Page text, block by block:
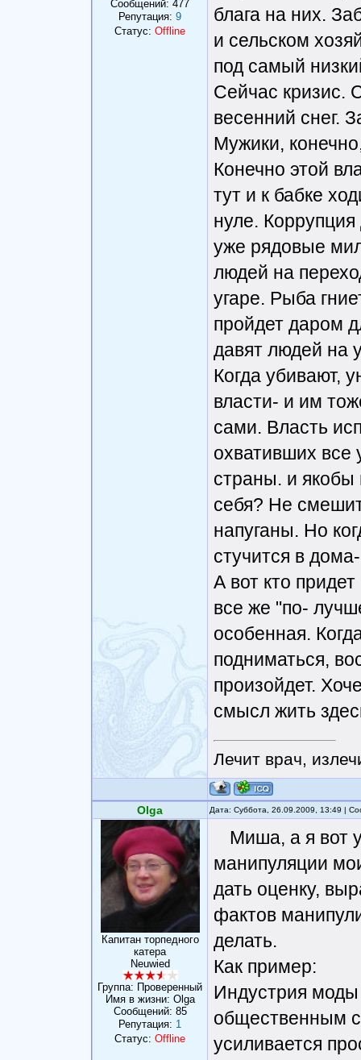
Сообщений: 477
Репутация: 9
Статус: Offline
блага на них.
и сельском
под самый
Сейчас кризис.
весенний снег.
Мужики,
Конечно этой
тут и к бабке
нуле.
уже рядовые
людей на
угаре. Рыба
пройдет даром
давят людей на
Когда убивают,
власти- и им
сами. Власть
охвативших все
страны. и
себя? Не
напуганы. Но
стучится в
А вот кто
все же "по-
особенная.
подниматься,
произойдет.
смысл жить
Лечит врач,
Olga Дата: Суббота, 26.09.2009, 13:49 |
Капитан торпедного
катера
Neuwied
Группа: Проверенный
Имя в жизни: Olga
Сообщений: 85
Репутация: 1
Статус: Offline
Миша, а я вот
манипуляции
дать оценку,
фактов
делать.
Как пример:
Индустрия
общественным
усиливается